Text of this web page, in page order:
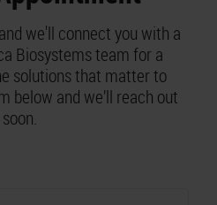
we'll connect you with a
Biosystems team for a
solutions that matter to
below and we’ll reach out
soon.